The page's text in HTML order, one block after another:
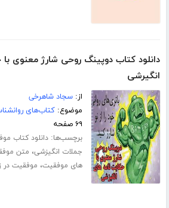
دانلود کتاب دوپینگ روحی شارژ معنوی
انگیرشی
از:سجاد شاهرخی
موضوع:کتاب‌های
۶۹ صفحه
برچسب‌ها:دانلود کتاب
جملات انگیزشی، متن
های موفقیت، موفقیت در